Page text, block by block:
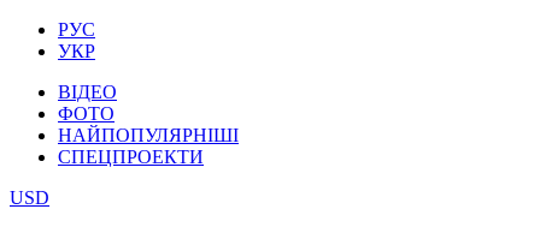
РУС
УКР
ВІДЕО
ФОТО
НАЙПОПУЛЯРНІШІ
СПЕЦПРОЕКТИ
USD